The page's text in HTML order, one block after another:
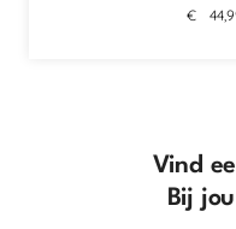
€
Vind
Bij